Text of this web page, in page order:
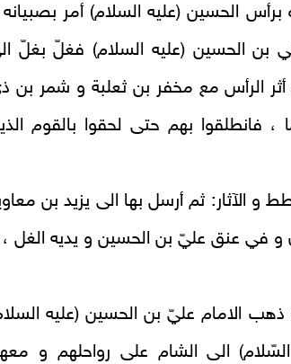
برأس الحسين (عليه السلام) أمر
بن الحسين (عليه السلام) فغلّ بغلّ
الرأس مع مخفر بن ثعلبة و شمر بن
، فانطلقوا بهم حتى لحقوا بالقوم
و الآثار: ثم أرسل بها الى يزيد بن
و في عنق عليّ بن الحسين و يديه الغل
ذهب الامام عليّ بن الحسين (عليه
الى الشام على رواحلهم و